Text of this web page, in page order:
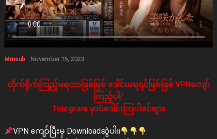
Mmsub November 16, 2023
တိုက်ရိုက်ကြည့်မရတာဖြစ်ဖြစ် ဒေါင်းမရရင်ဖြစ်ဖြစ် VPNကျော်
ကြည့်ပါ/
Telegram မှာပဲဒေါင်းကြပါခင်ဗျာ။
VPN ကျော်ပြီးမှ Downloadဆွဲပါ။